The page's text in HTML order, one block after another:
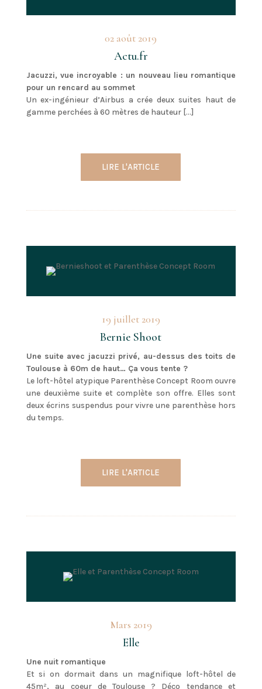
02 août 2019
Actu.fr
Jacuzzi, vue incroyable : un nouveau lieu romantique
pour un rencard au sommet
Un ex-ingénieur d’Airbus a crée deux suites haut de
gamme perchées à 60 mètres de hauteur […]
LIRE L'ARTICLE
19 juillet 2019
Bernie Shoot
Une suite avec jacuzzi privé, au-dessus des toits de
Toulouse à 60m de haut… Ça vous tente ?
Le loft-hôtel atypique Parenthèse Concept Room ouvre
une deuxième suite et complète son offre. Elles sont
deux écrins suspendus pour vivre une parenthèse hors
du temps.
LIRE L'ARTICLE
Mars 2019
Elle
Une nuit romantique
Et si on dormait dans un magnifique loft-hôtel de
45m², au coeur de Toulouse ? Déco tendance et